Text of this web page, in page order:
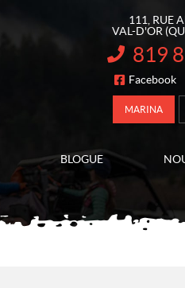
111, RUE
VAL-D'OR
819
Facebook
MARINA
BLOGUE